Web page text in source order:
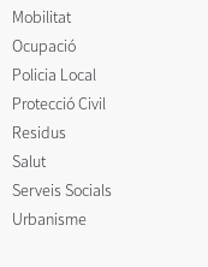
Mobilitat
Ocupació
Policia Local
Protecció Civil
Residus
Salut
Serveis Socials
Urbanisme